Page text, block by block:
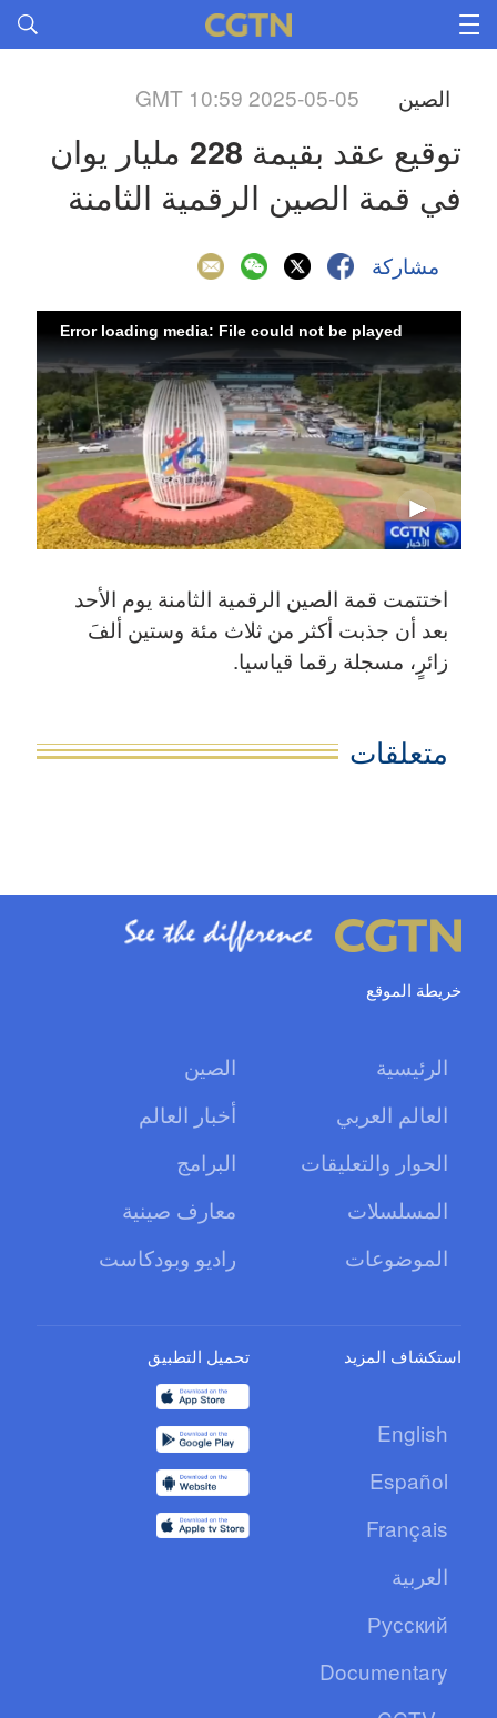
الصين GMT 10:59 2025-05-05
في قمة الصين الرقمية الثامنة
مشاركة
Error loading media: File could not be played
اختتمت قمة الصين الرقمية الثامنة يوم الأحد
بعد أن جذبت أكثر من ثلاث مئة وستين ألفَ
زائرٍ، مسجلة رقما قياسيا.
متعلقات
خريطة الموقع
الرئيسية
الصين
العالم العربي
أخبار العالم
الحوار والتعليقات
البرامج
المسلسلات
معارف صينية
الموضوعات
راديو وبودكاست
استكشاف المزيد
English
Español
Français
العربية
Русский
Documentary
تحميل التطبيق